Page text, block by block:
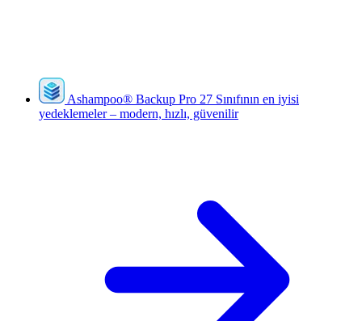
Ashampoo® Backup Pro 27 Sınıfının en iyisi
yedeklemeler – modern, hızlı, güvenilir